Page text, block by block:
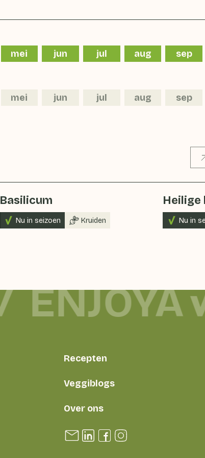
mei jun jul aug sep
mei jun jul aug sep
Basilicum
Nu in seizoen Kruiden
Heilige
Nu in
ENJOYA
Recepten
Veggiblogs
Over ons